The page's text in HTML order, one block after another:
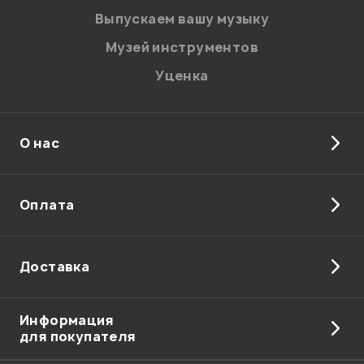
Выпускаем вашу музыку
Музей инструментов
Уценка
О нас
Оплата
Доставка
Информация
для покупателя